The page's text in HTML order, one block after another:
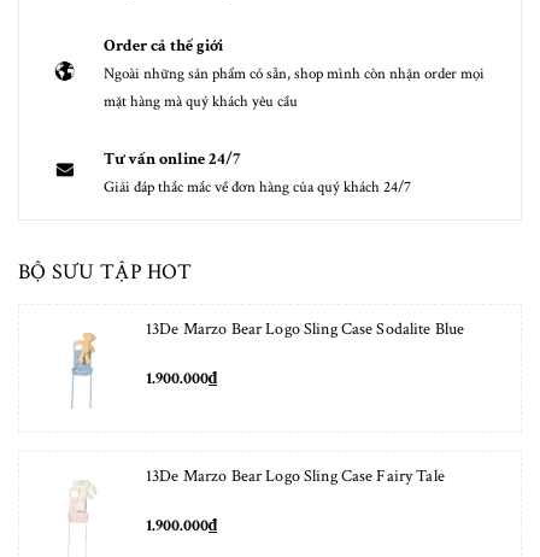
Order cả thế giới
Ngoài những sản phẩm có sẵn, shop mình còn nhận order mọi
mặt hàng mà quý khách yêu cầu
Tư vấn online 24/7
Giải đáp thắc mắc về đơn hàng của quý khách 24/7
BỘ SƯU TẬP HOT
13De Marzo Bear Logo Sling Case Sodalite Blue
1.900.000₫
13De Marzo Bear Logo Sling Case Fairy Tale
1.900.000₫